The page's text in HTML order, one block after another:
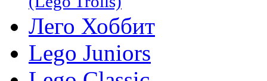
Лего Хоббит
Lego Juniors